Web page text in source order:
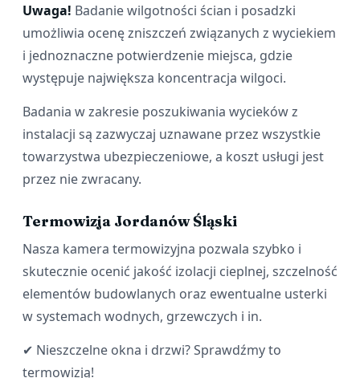
Uwaga! Badanie wilgotności ścian i posadzki
umożliwia ocenę zniszczeń związanych z wyciekiem
i jednoznaczne potwierdzenie miejsca, gdzie
występuje największa koncentracja wilgoci.
Badania w zakresie poszukiwania wycieków z
instalacji są zazwyczaj uznawane przez wszystkie
towarzystwa ubezpieczeniowe, a koszt usługi jest
przez nie zwracany.
Termowizja Jordanów Śląski
Nasza kamera termowizyjna pozwala szybko i
skutecznie ocenić jakość izolacji cieplnej, szczelność
elementów budowlanych oraz ewentualne usterki
w systemach wodnych, grzewczych i in.
✔ Nieszczelne okna i drzwi? Sprawdźmy to
termowizją!